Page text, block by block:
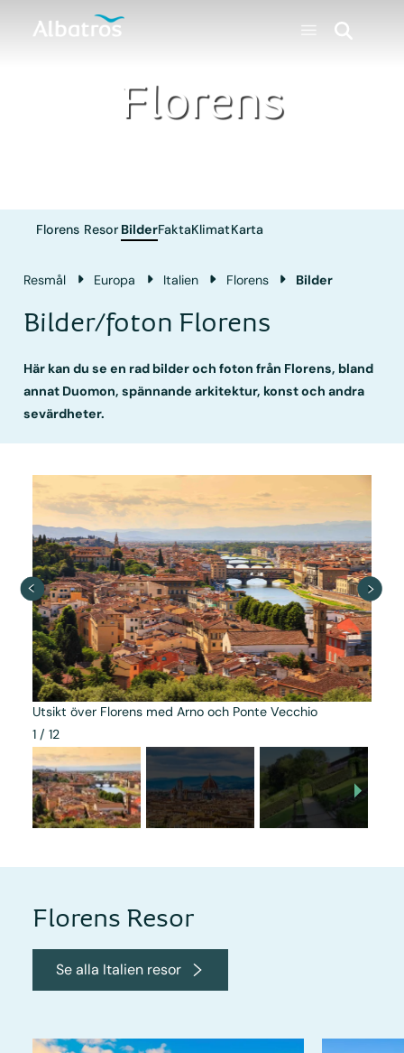
Florens
Florens Resor BilderFaktaKlimatKarta
Resmål Europa Italien Florens Bilder
Bilder/foton Florens
Här kan du se en rad bilder och foton från Florens, bland
annat Duomon, spännande arkitektur, konst och andra
sevärdheter.
Utsikt över Florens med Arno och Ponte Vecchio
1/ 12
Florens Resor
Se alla Italien resor